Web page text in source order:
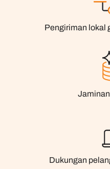
Pengiriman lokal
Dukungan